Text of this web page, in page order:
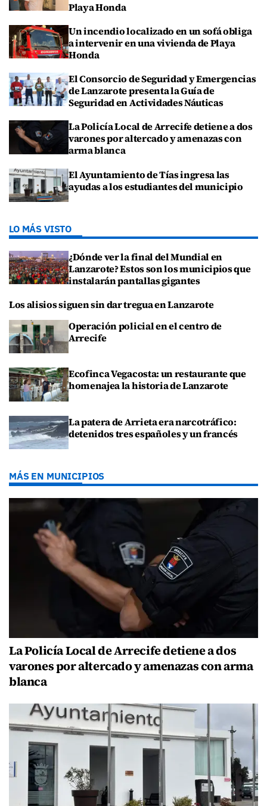
Playa Honda
Un incendio localizado en un sofá obliga
a intervenir en una vivienda de Playa
Honda
El Consorcio de Seguridad y Emergencias
de Lanzarote presenta la Guía de
Seguridad en Actividades Náuticas
La Policía Local de Arrecife detiene a dos
varones por altercado y amenazas con
arma blanca
El Ayuntamiento de Tías ingresa las
ayudas a los estudiantes del municipio
LO MÁS VISTO
¿Dónde ver la final del Mundial en
Lanzarote? Estos son los municipios que
instalarán pantallas gigantes
Los alisios siguen sin dar tregua en Lanzarote
Operación policial en el centro de
Arrecife
Ecofinca Vegacosta: un restaurante que
homenajea la historia de Lanzarote
La patera de Arrieta era narcotráfico:
detenidos tres españoles y un francés
MÁS EN MUNICIPIOS
La Policía Local de Arrecife detiene a dos
varones por altercado y amenazas con arma
blanca